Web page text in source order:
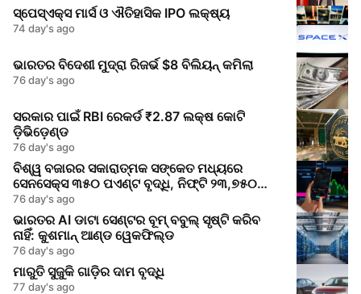
ସ୍ପେସ୍‌ଏକ୍ସ ମାର୍ସ ଓ ଐତିହାସିକ IPO ଲକ୍ଷ୍ୟ
74 day's ago
ଭାରତର ବିଦେଶୀ ମୁଦ୍ରା ରିଜର୍ଭ $8 ବିଲିୟନ୍ କମିଲା
76 day's ago
ସରକାର ପାଇଁ RBI ରେକର୍ଡ ₹2.87 ଲକ୍ଷ କୋଟି
ଡ଼ିଭିଡ଼େଣ୍ଡ
76 day's ago
ବିଶ୍ୱ ବଜାରର ସକାରାତ୍ମକ ସଙ୍କେତ ମଧ୍ୟରେ
ସେନସେକ୍ସ ୩୫୦ ପଏଣ୍ଟ ବୃଦ୍ଧି, ନିଫ୍ଟି ୨୩,୭୫୦
ଉପରେ
76 day's ago
ଭାରତର AI ଡାଟା ସେଣ୍ଟର ବୂମ୍ ବବୁଲ୍ ସୃଷ୍ଟି କରିବ
ନାହିଁ: କୁଶମାନ୍ ଆଣ୍ଡ ୱେକଫିଲ୍ଡ
76 day's ago
ମାରୁତି ସୁଜୁକି ଗାଡ଼ିର ଦାମ ବୃଦ୍ଧି
77 day's ago